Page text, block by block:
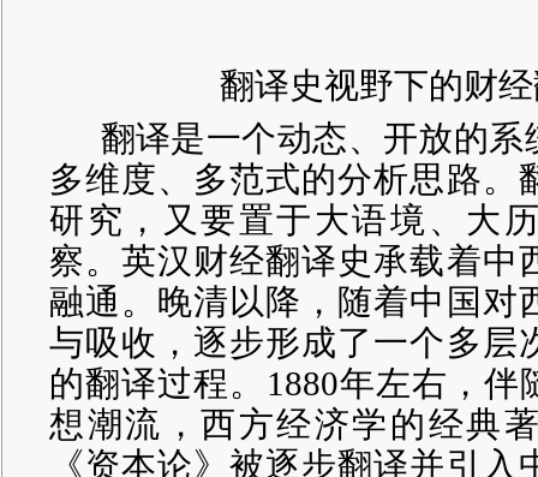
翻译史视野下的财
翻译是一个动态、开放的
多维度、多范式的分析思路。
研究，又要置于大语境、大
察。英汉财经翻译史承载着中
融通。晚清以降，随着中国对
与吸收，逐步形成了一个多层
的翻译过程。 1880年左右，伴
想潮流，西方经济学的经典
《资本论》被逐步翻译并引